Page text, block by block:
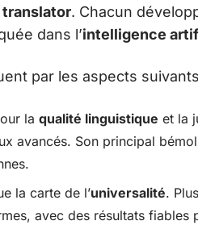
. Chacun
dans l’intelligence
par les aspects
la qualité linguistique et la
avancés. Son principal
la carte de l’universalité.
avec des résultats